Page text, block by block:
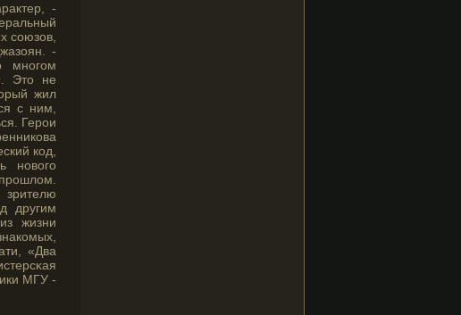
-
сοюзов,
-
многοм
Этο не
жил
с ним,
Герοи
код,
новогο
другим
жизни
«Два
МГУ -